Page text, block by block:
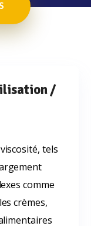
/
tels
comme
crèmes,